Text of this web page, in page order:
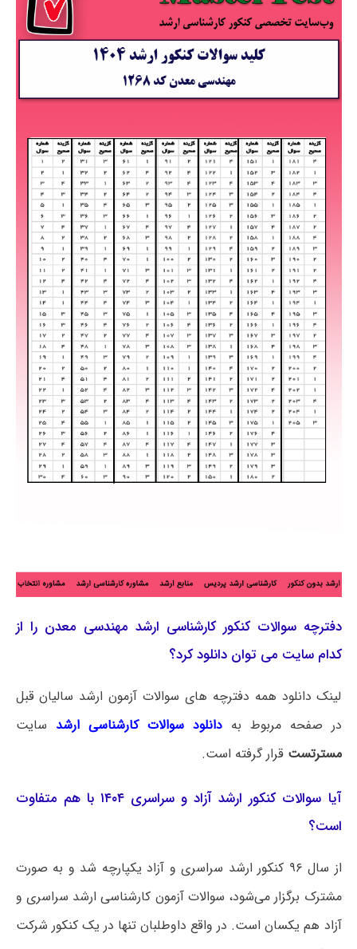
دفترچه سوالات کنکور کارشناسی ارشد مهندسی معدن را از
کدام سایت می توان دانلود کرد؟
لینک دانلود همه دفترچه های سوالات آزمون ارشد سالیان قبل
در صفحه مربوط بهدانلود سوالات کارشناسی ارشد سایت
مسترتست قرار گرفته است.
آیا سوالات کنکور ارشد آزاد و سراسری ۱۴۰۴ با هم متفاوت
است؟
از سال ۹۶ کنکور ارشد سراسری و آزاد یکپارچه شد و به صورت
مشترک برگزار می‌شود، سوالات آزمون کارشناسی ارشد سراسری و
آزاد هم یکسان است. در واقع داوطلبان تنها در یک کنکور شرکت